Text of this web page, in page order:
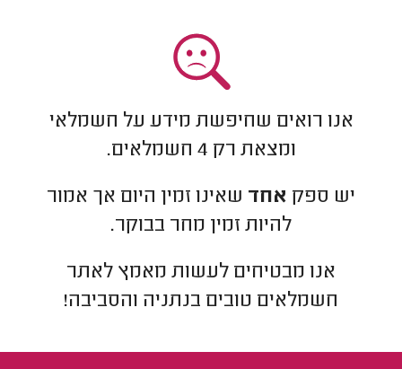
אנו רואים שחיפשת מידע על חשמלאי
ומצאת רק 4 חשמלאים.
יש ספק אחד שאינו זמין היום אך אמור
להיות זמין מחר בבוקר.
אנו מבטיחים לעשות מאמץ לאתר
חשמלאים טובים בנתניה והסביבה!